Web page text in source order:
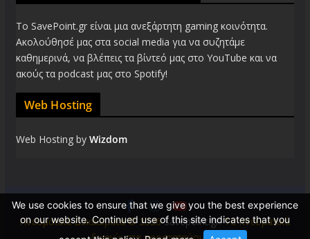
Το SavePoint.gr είναι μια ανεξάρτητη gaming κοινότητα.
Ακολούθησέ μας στα social media για να συζητάμε
καθημερινά, να βλέπεις τα βίντεό μας στο YouTube και να
ακούς τα podcast μας στο Spotify!
Web Hosting
Web Hosting by Wizdom
Πνευματικά Δικαιώματα © 2026Savepoint.gr. Τα πνευματικά
We use cookies to ensure that we give you the best experience
on our website. Continued use of this site indicates that you